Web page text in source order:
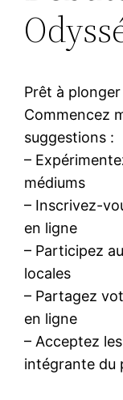
Prêt à plonger
Commencez
suggestions :
–
médiums
– Inscrivez-
en ligne
– Participez
locales
– Partagez
en ligne
– Acceptez
intégrante du